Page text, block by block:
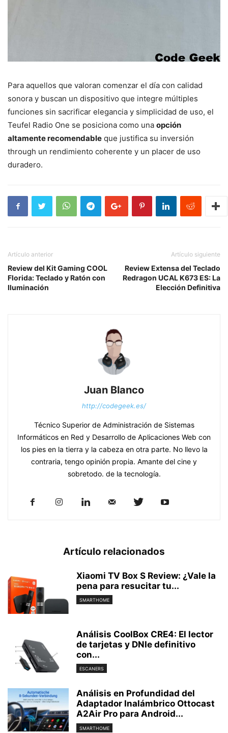
Para aquellos que valoran comenzar el día con calidad
sonora y buscan un dispositivo que integre múltiples
funciones sin sacrificar elegancia y simplicidad de uso, el
Teufel Radio One se posiciona como una opción
altamente recomendable que justifica su inversión
through un rendimiento coherente y un placer de uso
duradero.
Artículo anterior
Review del Kit Gaming COOL
Florida: Teclado y Ratón con
Iluminación
Artículo siguiente
Review Extensa del Teclado
Redragon UCAL K673 ES: La
Elección Definitiva
Juan Blanco
http://codegeek.es/
Técnico Superior de Administración de Sistemas
Informáticos en Red y Desarrollo de Aplicaciones Web con
los pies en la tierra y la cabeza en otra parte. No llevo la
contraria, tengo opinión propia. Amante del cine y
sobretodo. de la tecnología.
Artículo relacionados
Xiaomi TV Box S Review: ¿Vale la
pena para resucitar tu...
SMARTHOME
Análisis CoolBox CRE4: El lector
de tarjetas y DNIe definitivo
con...
ESCANERS
Análisis en Profundidad del
Adaptador Inalámbrico Ottocast
A2Air Pro para Android...
SMARTHOME